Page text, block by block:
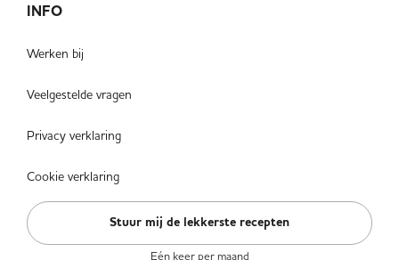
INFO
Werken bij
Veelgestelde vragen
Privacy verklaring
Cookie verklaring
Stuur mij de lekkerste recepten
Eén keer per maand